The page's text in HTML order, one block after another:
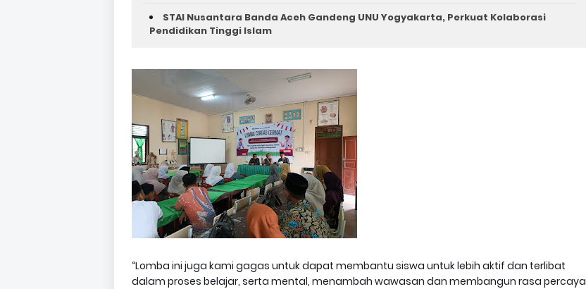
STAI Nusantara Banda Aceh Gandeng UNU Yogyakarta, Perkuat Kolaborasi
Pendidikan Tinggi Islam
“Lomba ini juga kami gagas untuk dapat membantu siswa untuk lebih aktif dan terlibat
dalam proses belajar, serta mental, menambah wawasan dan membangun rasa percaya